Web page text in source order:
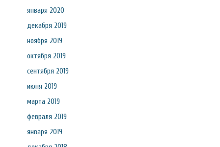
января 2020
декабря 2019
ноября 2019
октября 2019
сентября 2019
июня 2019
марта 2019
февраля 2019
января 2019